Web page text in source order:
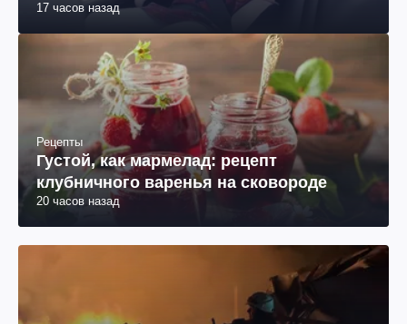
17 часов назад
Рецепты
Густой, как мармелад: рецепт
клубничного варенья на сковороде
20 часов назад